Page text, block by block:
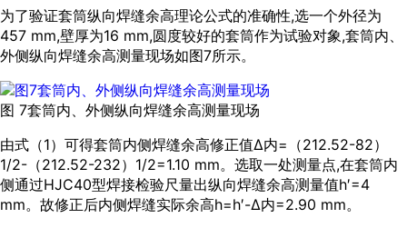
为了验证套筒纵向焊缝余高理论公式的准确性,选一个外径为
457 mm,壁厚为16 mm,圆度较好的套筒作为试验对象,套筒内、
外侧纵向焊缝余高测量现场如图7所示。
图 7套筒内、外侧纵向焊缝余高测量现场
由式（1）可得套筒内侧焊缝余高修正值Δ内=（212.52-82）
1/2-（212.52-232）1/2=1.10 mm。选取一处测量点,在套筒内
侧通过HJC40型焊接检验尺量出纵向焊缝余高测量值h′=4
mm。故修正后内侧焊缝实际余高h=h′-Δ内=2.90 mm。